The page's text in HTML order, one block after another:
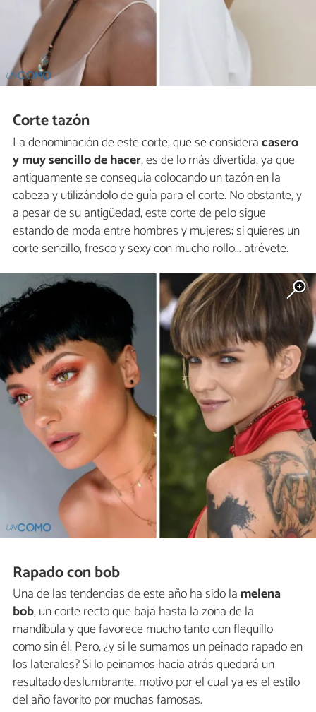
Corte tazón
La denominación de este corte, que se consideracasero
y muy sencillo de hacer, es de lo más divertida, ya que
antiguamente se conseguía colocando un tazón en la
cabeza y utilizándolo de guía para el corte. No obstante, y
a pesar de su antigüedad, este corte de pelo sigue
estando de moda entre hombres y mujeres; si quieres un
corte sencillo, fresco y sexy con mucho rollo... atrévete.
Rapado con bob
Una de las tendencias de este año ha sido la melena
bob, un corte recto que baja hasta la zona de la
mandíbula y que favorece mucho tanto con flequillo
como sin él. Pero, ¿y si le sumamos un peinado rapado en
los laterales? Si lo peinamos hacia atrás quedará un
resultado deslumbrante, motivo por el cual ya es el estilo
del año favorito por muchas famosas.